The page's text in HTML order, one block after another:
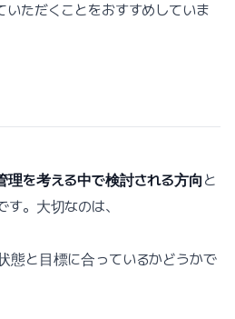
ただくことをおすすめしていま
理を考える中で検討される方向 と
。大切なのは、
態と目標に合っているかどうかで